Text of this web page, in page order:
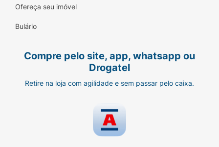
Ofereça seu imóvel
Bulário
Compre pelo site, app, whatsapp ou
Drogatel
Retire na loja com agilidade e sem passar pelo caixa.